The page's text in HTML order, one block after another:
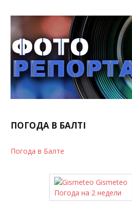
ПОГОДА В БАЛТІ
Погода в Балте
Gismeteo
Погода на 2 недели